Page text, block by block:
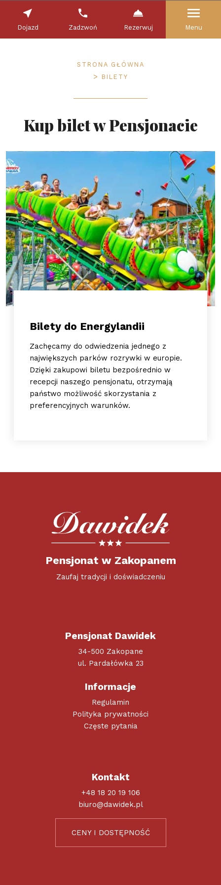
Dojazd Zadzwoń Rezerwuj Menu
STRONA GŁÓWNA
BILETY
Kup bilet w Pensjonacie
Bilety do Energylandii
Zachęcamy do odwiedzenia jednego z
największych parków rozrywki w europie.
Dzięki zakupowi biletu bezpośrednio w
recepcji naszego pensjonatu, otrzymają
państwo możliwość skorzystania z
preferencyjnych warunków.
Pensjonat w Zakopanem
Zaufaj tradycji i doświadczeniu
Pensjonat Dawidek
34-500 Zakopane
ul. Pardałówka 23
Informacje
Regulamin
Polityka prywatności
Częste pytania
Kontakt
+48 18 20 19 106
biuro@dawidek.pl
CENY I DOSTĘPNOŚĆ